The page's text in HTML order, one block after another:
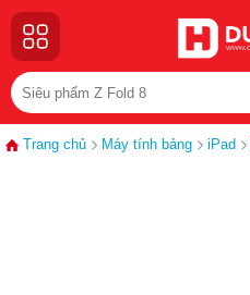
Trang chủ Máy tính bảng iPad